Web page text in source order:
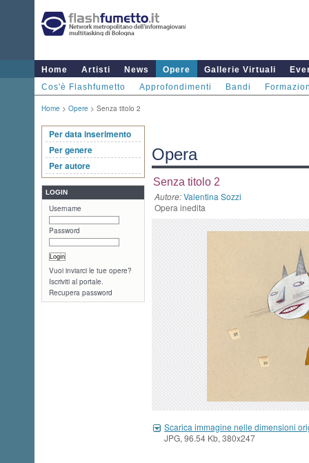
Home Artisti News Opere Gallerie Virtuali
Cos'è Flashfumetto
Approfondimenti Bandi
Home > Opere > Senza titolo 2
Per data inserimento
Per genere
Per autore
LOGIN
Username
Password
Vuoi inviarci le tue opere?
Iscriviti al portale.
Recupera password
Opera
Senza titolo 2
Autore:Valentina Sozzi
Opera inedita
Scarica immagine nelle dimensioni
JPG, 96.54 Kb, 380x247